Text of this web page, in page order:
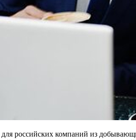
российских компаний из